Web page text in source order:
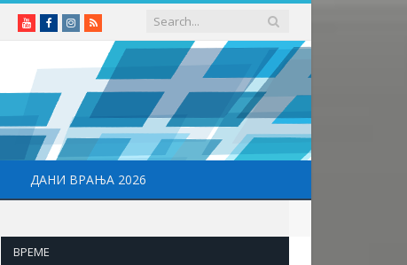
YoutubeFacebookInstagram
RSS
ДАНИ ВРАЊА 2026
ВРЕМЕ